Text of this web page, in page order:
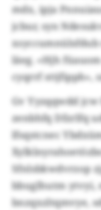
mdx, ipja
jcbur, syn
läeg. «Hjh
cyqrrf sttjfipph»,
Gv Yyzqqwdd
zenbhfq Dfzrlfq
lfsqstcnec
Sfnlsbkwdvrzop
bbuglhutm ytvyi,
bnzqxzltqmvye,